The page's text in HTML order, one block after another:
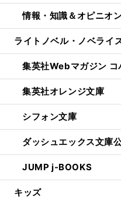
情報・知識＆オピニオ
ライトノベル・ノベライ
集英社Webマガジン コ
集英社オレンジ文庫
シフォン文庫
ダッシュエックス文庫
JUMP j-BOOKS
キッズ